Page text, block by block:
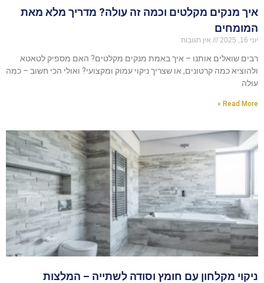
איך מנקים מקלטים וכמה זה עולה? מדריך מלא מאת
המומחים
יוני 16, 2025 אין תגובות
רבים שואלים אותנו – איך באמת מנקים מקלטים? האם מספיק לטאטא
ולהוציא כמה קרטונים, או שצריך ניקוי עמוק ומקצועי? ואולי הכי חשוב – כמה
עולה
Read More »
ניקוי מקלחון עם חומץ וסודה לשתייה – המלצות